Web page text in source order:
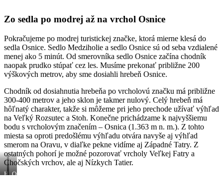
smerovník
sponad
na
hranici
lesa
Zo sedla po modrej až na vrchol Osnice
Pokračujeme po modrej turistickej značke, ktorá mierne klesá do
sedla Osnice. Sedlo Medziholie a sedlo Osnice sú od seba vzdialené
menej ako 5 minút. Od smerovníka sedlo Osnice začína chodník
naopak prudko stúpať cez les. Musíme prekonať približne 200
výškových metrov, aby sme dosiahli hrebeň Osnice.
Chodník od dosiahnutia hrebeňa po vrcholovú značku má približne
300-400 metrov a jeho sklon je takmer nulový. Celý hrebeň má
hôľnatý charakter, takže si môžeme pri jeho prechode užívať výhľad
na Veľký Rozsutec a Stoh. Konečne prichádzame k najvyššiemu
bodu s vrcholovým značením – Osnica (1.363 m n. m.). Z tohto
miesta sa oproti predošlému výhľadu otvára navyše aj výhľad
smerom na Oravu, v diaľke pekne vidíme aj Západné Tatry. Z
ostatných pohorí je možné pozorovať vrcholy Veľkej Fatry a
Chočských vrchov, ale aj Nízkych Tatier.
HrebeňOsnica